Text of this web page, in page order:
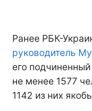
Ранее РБК-
руководитель
его
не менее 1577
1142 из них